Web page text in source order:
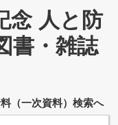
念 人と防
書・雑誌
（一次資料）検索へ